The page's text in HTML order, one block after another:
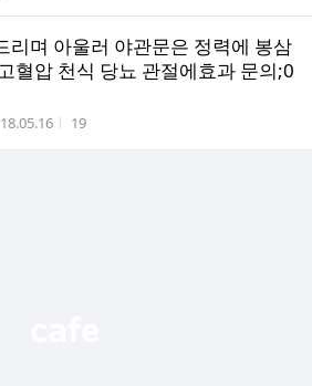
리며 아울러 야관문은 정력에 봉삼
혈압 천식 당뇨 관절에효과 문의;0
작성시간
18.05.16 조회수
19